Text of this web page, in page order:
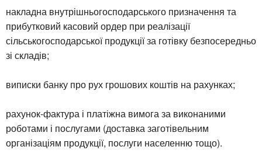
накладна внутрішньогосподарського призначення та
прибутковий касовий ордер при реалізації
сільськогосподарської продукції за готівку безпосередньо
зі складів;
виписки банку про рух грошових коштів на рахунках;
рахунок-фактура і платіжна вимога за виконаними
роботами і послугами (доставка заготівельним
організаціям продукції, послуги населенню тощо).